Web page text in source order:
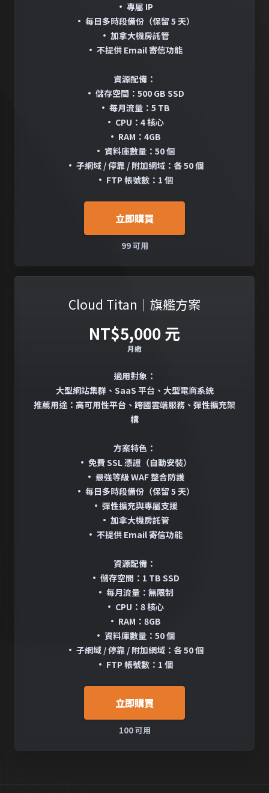
• 專屬 IP
• 每日多時段備份（保留 5 天）
• 加拿大機房託管
• 不提供 Email 寄信功能
資源配備：
• 儲存空間：500 GB SSD
• 每月流量：5 TB
• CPU：4 核心
• RAM：4GB
• 資料庫數量：50 個
• 子網域 / 停靠 / 附加網域：各 50 個
• FTP 帳號數：1 個
立即購買
99 可用
Cloud Titan｜旗艦方案
NT$5,000 元
月繳
適用對象：
大型網站集群、SaaS 平台、大型電商系統
推薦用途：高可用性平台、跨國雲端服務、彈性擴充架
構
方案特色：
• 免費 SSL 憑證（自動安裝）
• 最強等級 WAF 整合防護
• 每日多時段備份（保留 5 天）
• 彈性擴充與專屬支援
• 加拿大機房託管
• 不提供 Email 寄信功能
資源配備：
• 儲存空間：1 TB SSD
• 每月流量：無限制
• CPU：8 核心
• RAM：8GB
• 資料庫數量：50 個
• 子網域 / 停靠 / 附加網域：各 50 個
• FTP 帳號數：1 個
立即購買
100 可用